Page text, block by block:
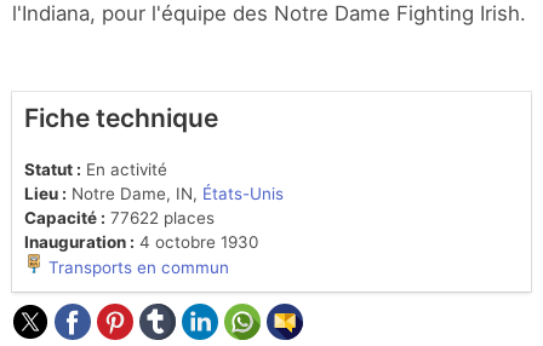
l'Indiana, pour l'équipe des Notre Dame Fighting Irish.
Fiche technique
Statut : En activité
Lieu : Notre Dame, IN, États-Unis
Capacité : 77622 places
Inauguration : 4 octobre 1930
Transports en commun